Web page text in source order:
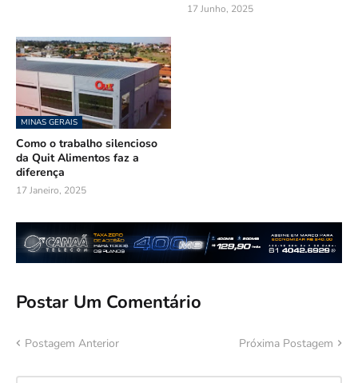
17 Junho, 2025
MINAS GERAIS
Como o trabalho silencioso
da Quit Alimentos faz a
diferença
17 Janeiro, 2025
Postar Um Comentário
Postagem Anterior Próxima Postagem